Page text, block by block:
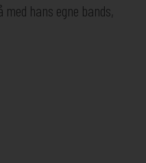
hans egne bands,